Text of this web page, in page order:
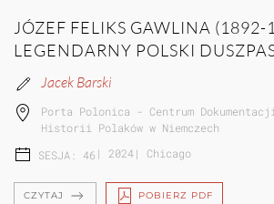
JÓZEF FELIKS GAWLINA (1892-
LEGENDARNY POLSKI
Jacek Barski
Porta Polonica - Centrum
Historii Polaków w Niemczech
SESJA: 46 | 2024| Chicago
CZYTAJ POBIERZ PDF